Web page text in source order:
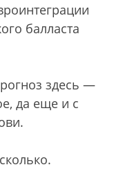
балласта
здесь —
да еще и с